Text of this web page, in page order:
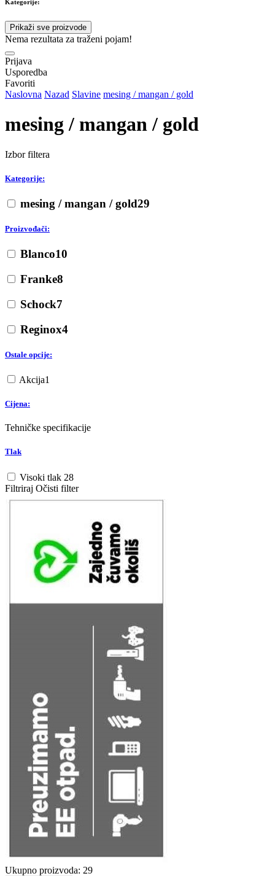
Kategorije:
Prikaži sve proizvode
Nema rezultata za traženi pojam!
Prijava
Usporedba
Favoriti
Naslovna Nazad Slavine mesing / mangan / gold
mesing / mangan / gold
Izbor filtera
Kategorije:
mesing / mangan / gold29
Proizvođači:
Blanco10
Franke8
Schock7
Reginox4
Ostale opcije:
Akcija1
Cijena:
Tehničke specifikacije
Tlak
Visoki tlak 28
Filtriraj Očisti filter
Ukupno proizvoda: 29